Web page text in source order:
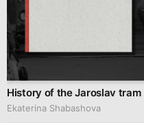
History of the Jaroslav tram
Ekaterina Shabashova